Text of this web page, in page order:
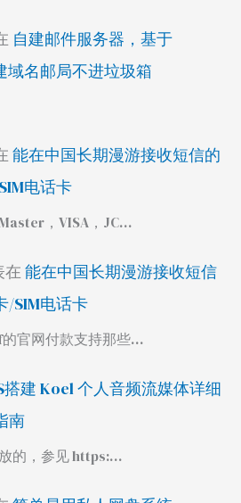
自建邮件服务器，基于
域名邮局不进垃圾箱
能在中国长期漫游接收短信的
电话卡
，VISA，JC…
在能在中国长期漫游接收短信
/SIM电话卡
官网付款支持那些…
搭建 Koel 个人音频流媒体详细
南
的，参见 https:…